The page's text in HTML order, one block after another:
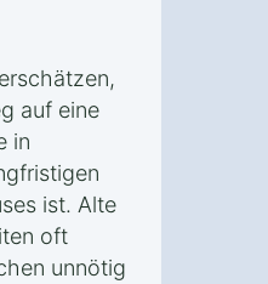
auf eine
in
ist. Alte
oft
unnötig